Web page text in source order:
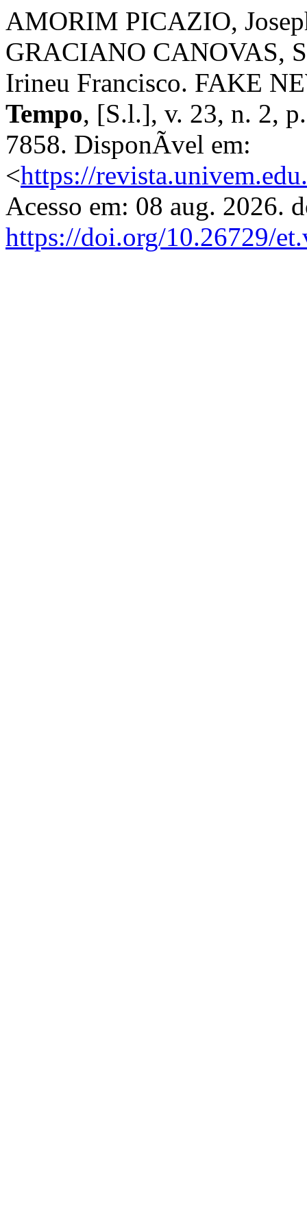
AMORIM PICAZIO,
GRACIANO CANOVAS,
Irineu Francisco. FAKE
Tempo, [S.l.], v. 23, n. 2,
7858. DisponÃ­vel em:
<https://
Acesso em: 08 aug. 2026.
https://doi.org/10.26729/